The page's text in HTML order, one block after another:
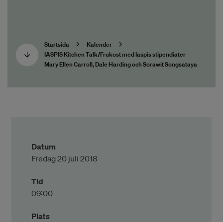
Startsida
Kalender
IASPIS Kitchen Talk/Frukost med Iaspis stipendiater
Mary Ellen Carroll, Dale Harding och Sorawit Songsataya
Datum
Fredag 20 juli 2018
Tid
09:00
Plats